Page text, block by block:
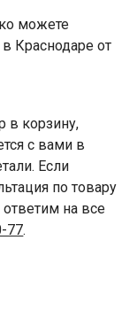
можете
Краснодаре от
в корзину,
с вами в
Если
по товару
на все
77.